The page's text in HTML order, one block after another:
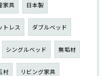
家具 日本製
トレス ダブルベッド
シングルベッド 無垢材
村 リビング家具